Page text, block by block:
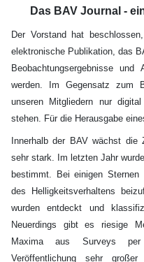
Das BAV Journal -
Der Vorstand hat
elektronische Publikation, das
Beobachtungsergebnisse und
werden. Im Gegensatz zum
unseren Mitgliedern nur
stehen. Für die Herausgabe
Innerhalb der BAV wächst die
sehr stark. Im letzten Jahr
bestimmt. Bei einigen
des Helligkeitsverhaltens
wurden entdeckt und
Neuerdings gibt es riesige
Maxima aus Surveys
Veröffentlichung sehr